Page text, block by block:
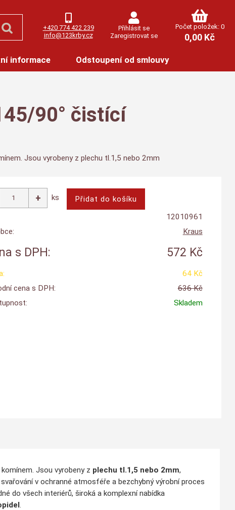
+420 774 422 239
info@123krby.cz
Přihlásit se
Zaregistrovat se
Počet položek: 0
0,00 Kč
informace Odstoupení od smlouvy
90° čistící
Jsou vyrobeny z plechu tl.1,5 nebo 2mm
ks
12010961
Kraus
s DPH: 572 Kč
64 Kč
cena s DPH:
636 Kč
Skladem
Jsou vyrobeny z plechu tl.1,5 nebo 2mm,
v ochranné atmosféře a bezchybný výrobní proces
do všech interiérů, široká a komplexní nabídka
.